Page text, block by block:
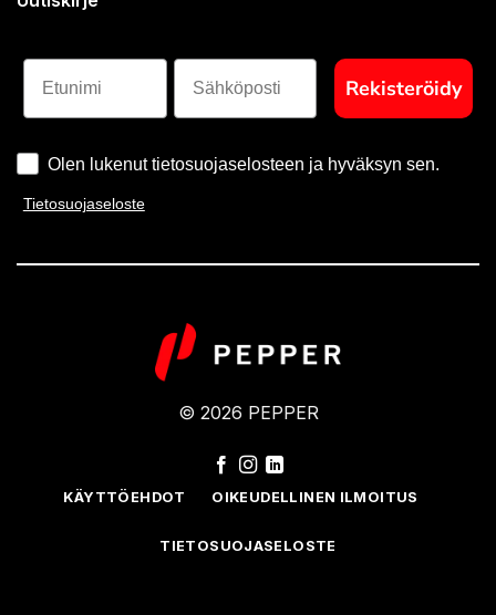
Etunimi Sähköposti
Rekisteröidy
Olen lukenut tietosuojaselosteen ja hyväksyn sen.
Tietosuojaseloste
© 2026 PEPPER
KÄYTTÖEHDOT OIKEUDELLINEN ILMOITUS
TIETOSUOJASELOSTE